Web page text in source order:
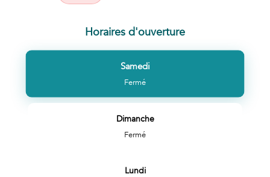
Horaires d'ouverture
Samedi
Fermé
Dimanche
Fermé
Lundi